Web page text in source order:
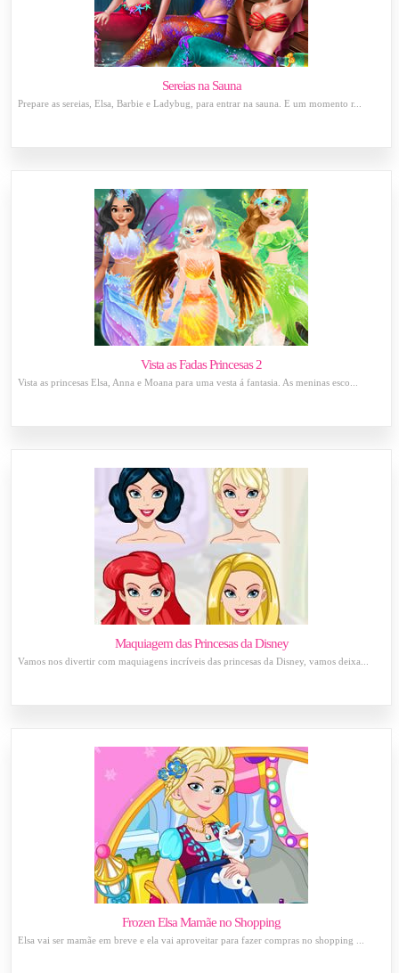
Sereias na Sauna
Prepare as sereias, Elsa, Barbie e Ladybug, para entrar na sauna. É um momento r...
Vista as Fadas Princesas 2
Vista as princesas Elsa, Anna e Moana para uma vesta á fantasia. As meninas esco...
Maquiagem das Princesas da Disney
Vamos nos divertir com maquiagens incríveis das princesas da Disney, vamos deixa...
Frozen Elsa Mamãe no Shopping
Elsa vai ser mamãe em breve e ela vai aproveitar para fazer compras no shopping ...